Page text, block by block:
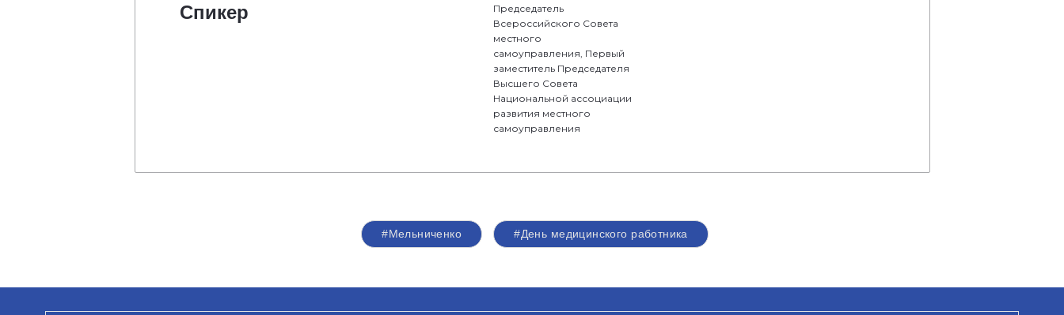
Спикер
Председатель
Всероссийского Совета
местного
самоуправления, Первый
заместитель Председателя
Высшего Совета
Национальной ассоциации
развития местного
самоуправления
#Мельниченко #День медицинского работника